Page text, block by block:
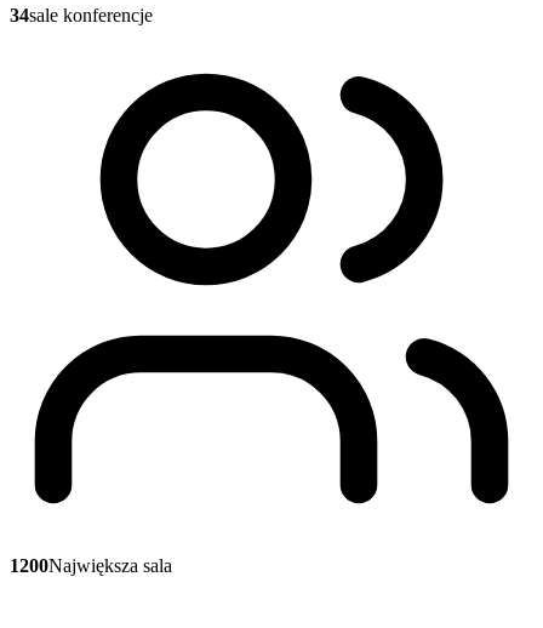
34sale konferencje
1200Największa sala